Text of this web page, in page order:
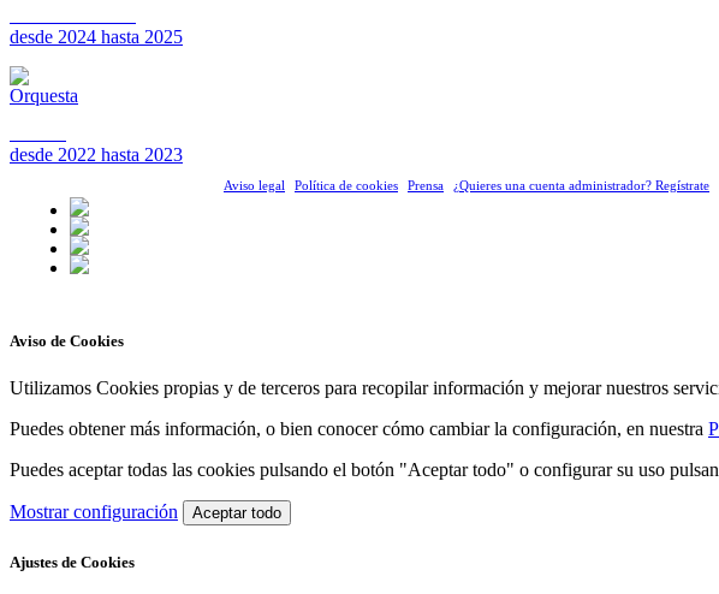
desde 2024 hasta 2025
desde 2022 hasta 2023
Aviso legal Política de cookies Prensa ¿Quieres una cuenta administrador? Regístrate
Aviso de Cookies
Utilizamos Cookies propias y de terceros para recopilar información y mejorar nuestros
Puedes obtener más información, o bien conocer cómo cambiar la configuración, en nuestra
Puedes aceptar todas las cookies pulsando el botón "Aceptar todo" o configurar su uso
Mostrar configuración Aceptar todo
Ajustes de Cookies